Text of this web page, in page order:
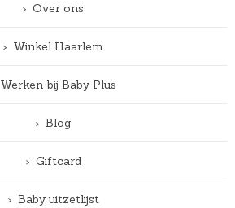
Over ons
Winkel Haarlem
Werken bij Baby Plus
Blog
Giftcard
Baby uitzetlijst